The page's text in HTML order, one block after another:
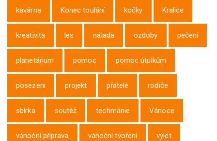
kavárna Konec toulání kočky Kralice
kreativita les nálada ozdoby pečení
planetárium pomoc pomoc útulkům
posezení projekt přátelé rodiče
sbírka soutěž techmánie Vánoce
vánoční příprava vánoční tvoření výlet